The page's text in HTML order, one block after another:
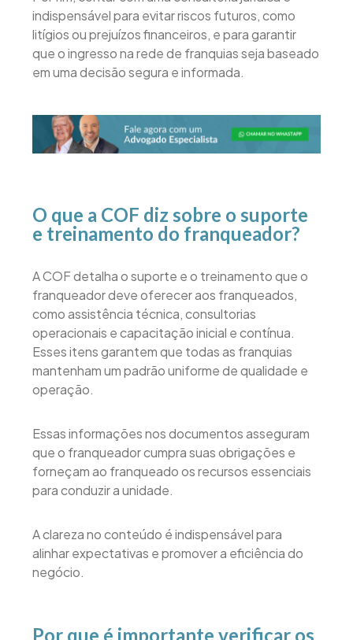
indispensável para evitar riscos futuros, como
litígios ou prejuízos financeiros, e para garantir
que o ingresso na rede de franquias seja baseado
em uma decisão segura e informada.
O que a COF diz sobre o suporte
e treinamento do franqueador?
A COF detalha o suporte e o treinamento que o
franqueador deve oferecer aos franqueados,
como assistência técnica, consultorias
operacionais e capacitação inicial e contínua.
Esses itens garantem que todas as franquias
mantenham um padrão uniforme de qualidade e
operação.
Essas informações nos documentos asseguram
que o franqueador cumpra suas obrigações e
forneçam ao franqueado os recursos essenciais
para conduzir a unidade.
A clareza no conteúdo é indispensável para
alinhar expectativas e promover a eficiência do
negócio.
Por que é importante verificar os